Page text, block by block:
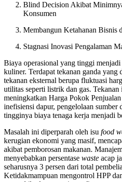
Blind Decision Akibat
Konsumen
Membangun Ketahanan Bisnis
Stagnasi Inovasi Pengalaman
Biaya operasional yang tinggi menjadi
kuliner. Terdapat tekanan ganda yang
tekanan eksternal berupa fluktuasi
utilitas seperti listrik dan gas. Tekanan
meningkatkan Harga Pokok
inefisiensi dapur, pengelolaan sumber
tingginya biaya tenaga kerja menjadi
Masalah ini diperparah oleh isu food
kerugian ekonomi yang masif,
akibat pemborosan makanan.
menyebabkan persentase waste acap
seharusnya 3 persen dari total
Ketidakmampuan mengontrol HPP